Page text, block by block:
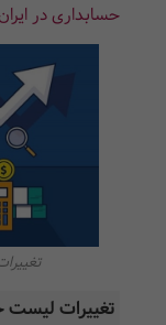
حسابداری در
تغییرات لیست